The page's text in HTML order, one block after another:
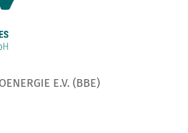
E.V. (BBE)